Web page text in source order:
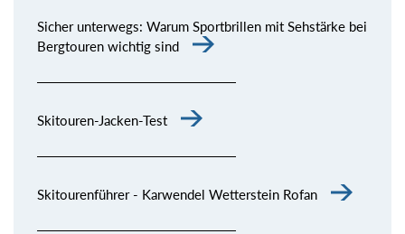
Sicher unterwegs: Warum Sportbrillen mit Sehstärke bei
Bergtouren wichtig sind
Skitouren-Jacken-Test
Skitourenführer - Karwendel Wetterstein Rofan